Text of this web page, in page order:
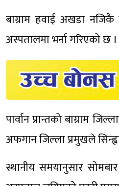
बाग्राम हवाई अखडा
अस्पतालमा भर्ना गरिएको छ ।
पार्वान प्रान्तको बाग्राम
अफगान जिल्ला प्रमुखले
स्थानीय समयानुसार